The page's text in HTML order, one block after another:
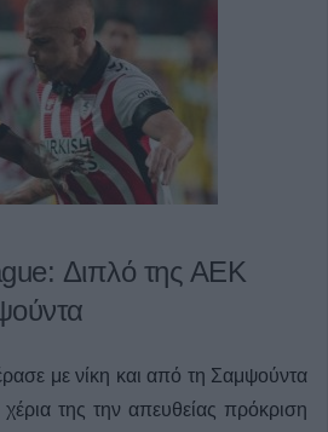
Διπλό της ΑΕΚ
με νίκη και από τη Σαμψούντα
της την απευθείας πρόκριση